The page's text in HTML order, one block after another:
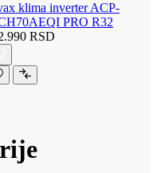
klima inverter ACP-
PRO R32
RSD